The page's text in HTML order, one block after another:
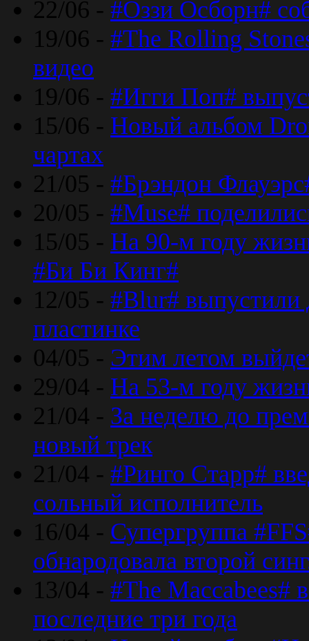
22/06 - #Оззи Осборн#
19/06 - #The Rolling
видео
19/06 - #Игги Поп#
15/06 - Новый альбом
чартах
21/05 - #Брэндон
20/05 - #Muse#
15/05 - На 90-м году
#Би Би Кинг#
12/05 - #Blur# выпустили
пластинке
04/05 - Этим летом
29/04 - На 53-м году
21/04 - За неделю до
новый трек
21/04 - #Ринго Старр#
сольный исполнитель
16/04 - Супергруппа
обнародовала второй
13/04 - #The Maccabees#
последние три года